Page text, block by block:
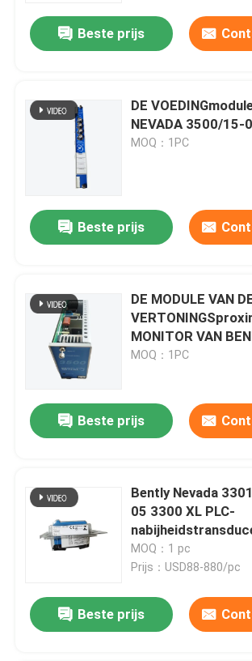
VERZENDEN
Beste prijs
DE
NEVADA 3500/15-
MOQ：1PC
Beste prijs
DE MODULE VAN
MONITOR VAN
3500/40M-01-01
MOQ：1PC
Beste prijs
Bently Nevada
05 3300 XL PLC-
MOQ：1 pc
Prijs：USD88-880/pc
Beste prijs